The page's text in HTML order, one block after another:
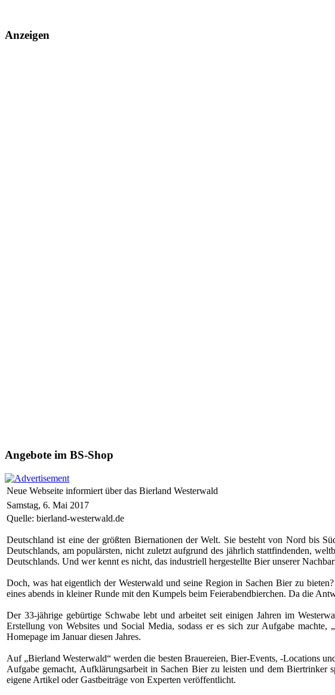
Anzeigen
Angebote im BS-Shop
Neue Webseite informiert über das Bierland Westerwald
Samstag, 6. Mai 2017
Quelle: bierland-westerwald.de
Deutschland ist eine der größten Biernationen der Welt. Sie besteht von Nord bis
Deutschlands, am populärsten, nicht zuletzt aufgrund des jährlich stattfindenden,
Deutschlands. Und wer kennt es nicht, das industriell hergestellte Bier unserer
Doch, was hat eigentlich der Westerwald und seine Region in Sachen Bier zu
eines abends in kleiner Runde mit den Kumpels beim Feierabendbierchen. Da die
Der 33-jährige gebürtige Schwabe lebt und arbeitet seit einigen Jahren im
Erstellung von Websites und Social Media, sodass er es sich zur Aufgabe
Homepage im Januar diesen Jahres.
Auf „Bierland Westerwald“ werden die besten Brauereien, Bier-Events, -Locations
Aufgabe gemacht, Aufklärungsarbeit in Sachen Bier zu leisten und dem
eigene Artikel oder Gastbeiträge von Experten veröffentlicht.